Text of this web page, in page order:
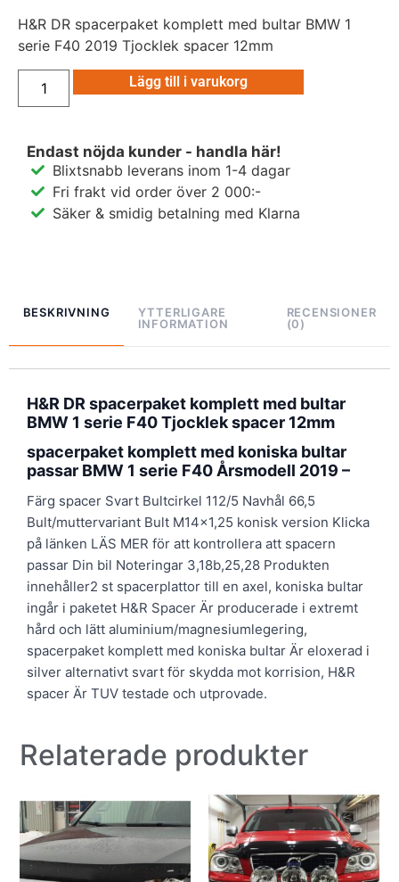
H&R DR spacerpaket komplett med bultar BMW 1
serie F40 2019 Tjocklek spacer 12mm
Lägg till i varukorg
Endast nöjda kunder - handla här!
Blixtsnabb leverans inom 1-4 dagar
Fri frakt vid order över 2 000:-
Säker & smidig betalning med Klarna
BESKRIVNING
YTTERLIGARE
INFORMATION
RECENSIONER
(0)
H&R DR spacerpaket komplett med bultar
BMW 1 serie F40 Tjocklek spacer 12mm
spacerpaket komplett med koniska bultar
passar BMW 1 serie F40 Årsmodell 2019 –
Färg spacer Svart Bultcirkel 112/5 Navhål 66,5
Bult/muttervariant Bult M14x1,25 konisk version Klicka
på länken LÄS MER för att kontrollera att spacern
passar Din bil Noteringar 3,18b,25,28 Produkten
innehåller2 st spacerplattor till en axel, koniska bultar
ingår i paketet H&R Spacer Är producerade i extremt
hård och lätt aluminium/magnesiumlegering,
spacerpaket komplett med koniska bultar Är eloxerad i
silver alternativt svart för skydda mot korrision, H&R
spacer Är TUV testade och utprovade.
Relaterade produkter